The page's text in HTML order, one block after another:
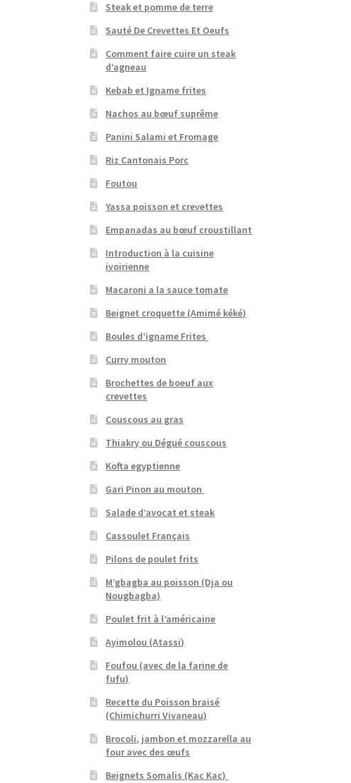
Steak et pomme de terre
Sauté De Crevettes Et Oeufs
Comment faire cuire un steak
d’agneau
Kebab et Igname frites
Nachos au bœuf suprême
Panini Salami et Fromage
Riz Cantonais Porc
Foutou
Yassa poisson et crevettes
Empanadas au bœuf croustillant
Introduction à la cuisine
ivoirienne
Macaroni a la sauce tomate
Beignet croquette (Amimé kéké)
Boules d’igname Frites
Curry mouton
Brochettes de boeuf aux
crevettes
Couscous au gras
Thiakry ou Dégué couscous
Kofta egyptienne
Gari Pinon au mouton
Salade d’avocat et steak
Cassoulet Français
Pilons de poulet frits
M’gbagba au poisson (Dja ou
Nougbagba)
Poulet frit à l’américaine
Ayimolou (Atassi)
Foufou (avec de la farine de
fufu)
Recette du Poisson braisé
(Chimichurri Vivaneau)
Brocoli, jambon et mozzarella au
four avec des œufs
Beignets Somalis (Kac Kac)